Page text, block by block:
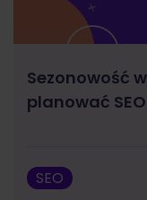
Sezonowość
planować
SEO